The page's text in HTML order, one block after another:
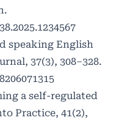
speaking English
37(3), 308–328.
a self-regulated
Practice, 41(2),